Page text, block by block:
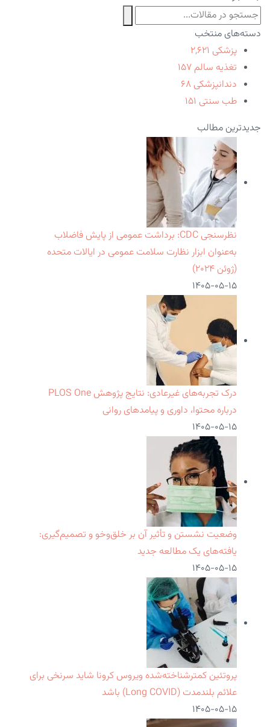
دسته‌های منتخب
پزشکی ۲,۶۲۱
تغذیه سالم ۱۵۷
دندانپزشکی ۶۸
طب سنتی ۱۵۱
جدیدترین مطالب
نظرسنجی CDC: برداشت عمومی از پایش فاضلاب
به‌عنوان ابزار نظارت سلامت عمومی در ایالات متحده
(ژوئن ۲۰۲۴)
۱۴۰۵-۰۵-۱۵
درک تجربه‌های غیرعادی: نتایج پژوهش PLOS One
درباره محتوا، داوری و پیامدهای روانی
۱۴۰۵-۰۵-۱۵
وضعیت نشستن و تأثیر آن بر خلق‌وخو و تصمیم‌گیری:
یافته‌های یک مطالعه جدید
۱۴۰۵-۰۵-۱۵
پروتئین کمترشناخته‌شده ویروس کرونا شاید سرنخی برای
علائم بلندمدت (Long COVID) باشد
۱۴۰۵-۰۵-۱۵